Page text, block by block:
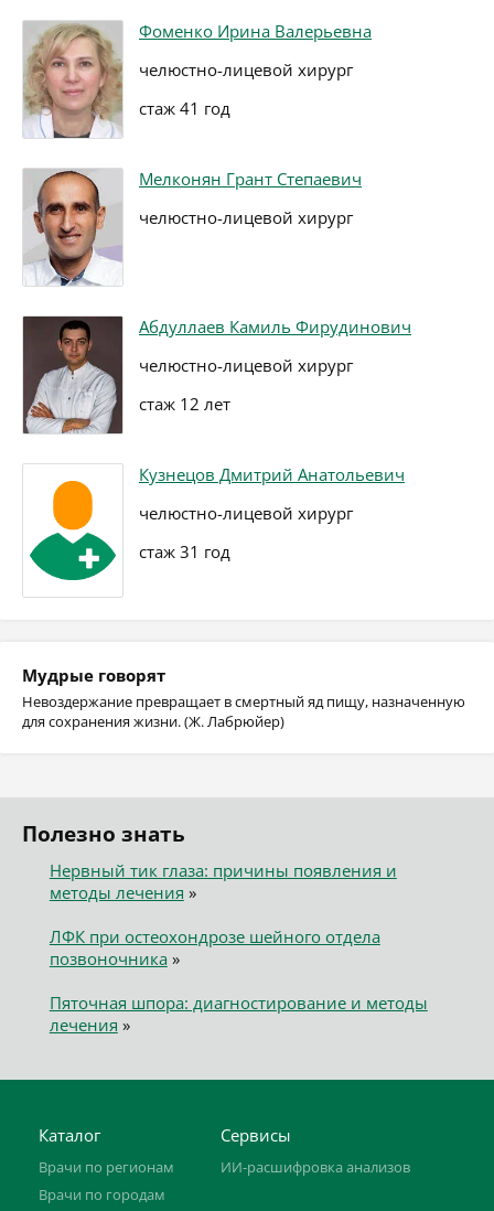
Фоменко Ирина Валерьевна
челюстно-лицевой хирург
стаж 41 год
Мелконян Грант Степаевич
челюстно-лицевой хирург
Абдуллаев Камиль Фирудинович
челюстно-лицевой хирург
стаж 12 лет
Кузнецов Дмитрий Анатольевич
челюстно-лицевой хирург
стаж 31 год
Мудрые говорят
Невоздержание превращает в смертный яд пищу, назначенную
для сохранения жизни. (Ж. Лабрюйер)
Полезно знать
Нервный тик глаза: причины появления и
методы лечения »
ЛФК при остеохондрозе шейного отдела
позвоночника»
Пяточная шпора: диагностирование и методы
лечения »
Каталог
Врачи по регионам
Врачи по городам
Сервисы
ИИ-расшифровка анализов